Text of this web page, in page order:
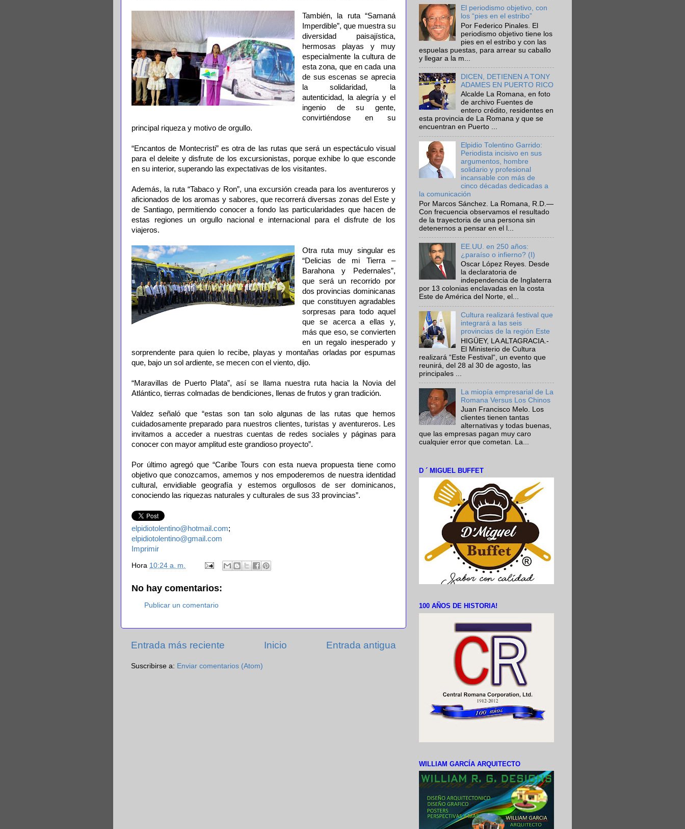
También, la ruta “Samaná
Imperdible”, que muestra su
diversidad paisajística,
hermosas playas y muy
especialmente la cultura de
esta zona, que en cada una
de sus escenas se aprecia
la solidaridad, la
autenticidad, la alegría y el
ingenio de su gente,
convirtiéndose en su
principal riqueza y motivo de orgullo.
“Encantos de Montecristi” es otra de las rutas que será un espectáculo visual
para el deleite y disfrute de los excursionistas, porque exhibe lo que esconde
en su interior, superando las expectativas de los visitantes.
Además, la ruta “Tabaco y Ron”, una excursión creada para los aventureros y
aficionados de los aromas y sabores, que recorrerá diversas zonas del Este y
de Santiago, permitiendo conocer a fondo las particularidades que hacen de
estas regiones un orgullo nacional e internacional para el disfrute de los
viajeros.
Otra ruta muy singular es
“Delicias de mi Tierra –
Barahona y Pedernales”,
que será un recorrido por
dos provincias dominicanas
que constituyen agradables
sorpresas para todo aquel
que se acerca a ellas y,
más que eso, se convierten
en un regalo inesperado y
sorprendente para quien lo recibe, playas y montañas orladas por espumas
que, bajo un sol ardiente, se mecen con el viento, dijo.
“Maravillas de Puerto Plata”, así se llama nuestra ruta hacia la Novia del
Atlántico, tierras colmadas de bendiciones, llenas de frutos y gran tradición.
Valdez señaló que “estas son tan solo algunas de las rutas que hemos
cuidadosamente preparado para nuestros clientes, turistas y aventureros. Les
invitamos a acceder a nuestras cuentas de redes sociales y páginas para
conocer con mayor amplitud este grandioso proyecto”.
Por último agregó que “Caribe Tours con esta nueva propuesta tiene como
objetivo que conozcamos, amemos y nos empoderemos de nuestra identidad
cultural, envidiable geografía y estemos orgullosos de ser dominicanos,
conociendo las riquezas naturales y culturales de sus 33 provincias”.
elpidiotolentino@hotmail.com;
elpidiotolentino@gmail.com
Imprimir
Hora 10:24 a. m.
No hay comentarios:
Publicar un comentario
Entrada más reciente Entrada antigua
Inicio
Suscribirse a: Enviar comentarios (Atom)
El periodismo objetivo, con
los “pies en el estribo”
Por Federico Pinales. El
periodismo objetivo tiene los
pies en el estribo y con las
espuelas puestas, para arrear su caballo
y llegar a la m...
DICEN, DETIENEN A TONY
ADAMES EN PUERTO RICO
Alcalde La Romana, en foto
de archivo Fuentes de
entero crédito, residentes en
esta provincia de La Romana y que se
encuentran en Puerto ...
Elpidio Tolentino Garrido:
Periodista incisivo en sus
argumentos, hombre
solidario y profesional
incansable con más de
cinco décadas dedicadas a
la comunicación
Por Marcos Sánchez. La Romana, R.D.—
Con frecuencia observamos el resultado
de la trayectoria de una persona sin
detenernos a pensar en el l...
EE.UU. en 250 años:
¿paraíso o infierno? (I)
Oscar López Reyes. Desde
la declaratoria de
independencia de Inglaterra
por 13 colonias enclavadas en la costa
Este de América del Norte, el...
Cultura realizará festival que
integrará a las seis
provincias de la región Este
HIGÜEY, LA ALTAGRACIA.-
El Ministerio de Cultura
realizará “Este Festival“, un evento que
reunirá, del 28 al 30 de agosto, las
principales ...
La miopía empresarial de La
Romana Versus Los Chinos
Juan Francisco Melo. Los
clientes tienen tantas
alternativas y todas buenas,
que las empresas pagan muy caro
cualquier error que cometan. La...
D ´ MIGUEL BUFFET
100 AÑOS DE HISTORIA!
WILLIAM GARCÍA ARQUITECTO